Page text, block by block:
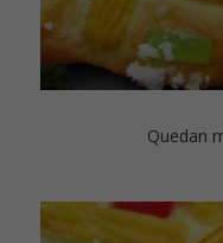
Quedan